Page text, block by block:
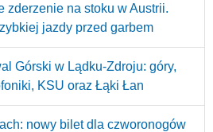
zderzenie na stoku w Austrii.
jazdy przed garbem
Górski w Lądku-Zdroju: góry,
KSU oraz Łąki Łan
nowy bilet dla czworonogów